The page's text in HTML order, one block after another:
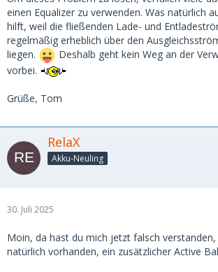
einen Equalizer zu verwenden. Was natürlich
hilft, weil die fließenden Lade- und
regelmäßig erheblich über den
liegen.
Deshalb geht kein Weg an der
vorbei.
Grüße, Tom
RelaX
Akku-Neuling
30. Juli 2025
Moin, da hast du mich jetzt falsch
natürlich vorhanden, ein zusätzlicher Active